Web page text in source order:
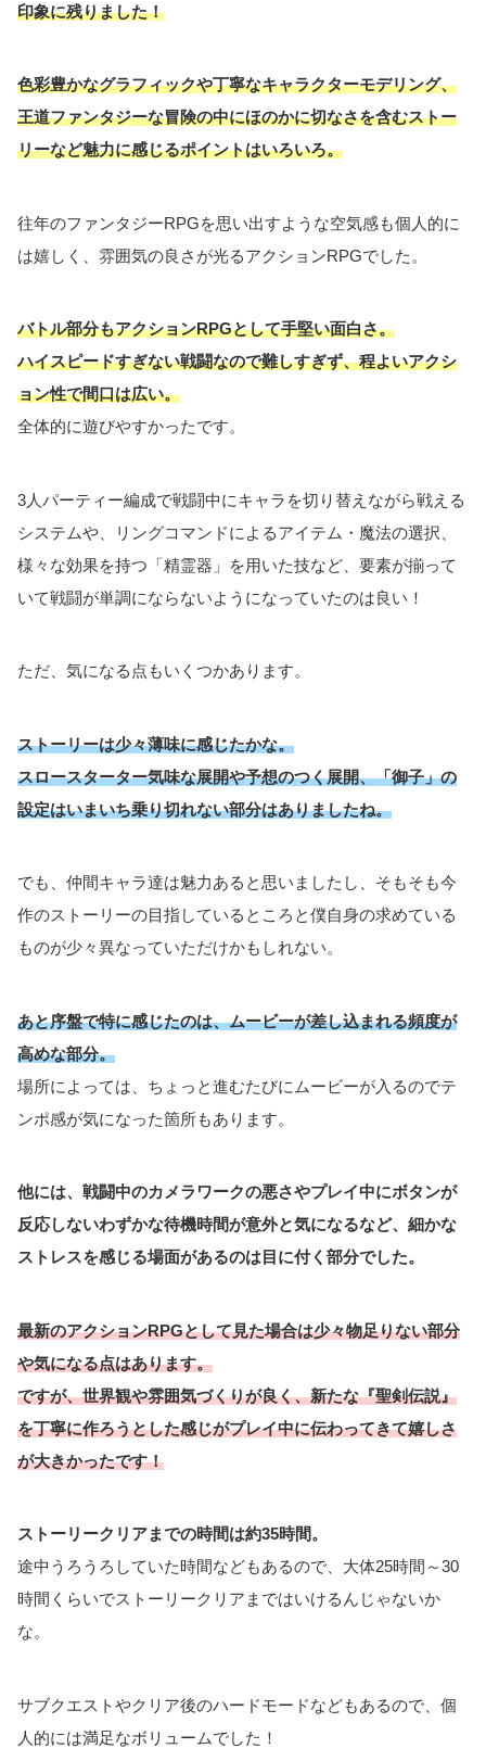
印象に残りました！
色彩豊かなグラフィックや丁寧なキャラクターモデリング、
王道ファンタジーな冒険の中にほのかに切なさを含むストー
リーなど魅力に感じるポイントはいろいろ。
往年のファンタジーRPGを思い出すような空気感も個人的に
は嬉しく、雰囲気の良さが光るアクションRPGでした。
バトル部分もアクションRPGとして手堅い面白さ。
ハイスピードすぎない戦闘なので難しすぎず、程よいアクシ
ョン性で間口は広い。
全体的に遊びやすかったです。
3人パーティー編成で戦闘中にキャラを切り替えながら戦える
システムや、リングコマンドによるアイテム・魔法の選択、
様々な効果を持つ「精霊器」を用いた技など、要素が揃って
いて戦闘が単調にならないようになっていたのは良い！
ただ、気になる点もいくつかあります。
ストーリーは少々薄味に感じたかな。
スロースターター気味な展開や予想のつく展開、「御子」の
設定はいまいち乗り切れない部分はありましたね。
でも、仲間キャラ達は魅力あると思いましたし、そもそも今
作のストーリーの目指しているところと僕自身の求めている
ものが少々異なっていただけかもしれない。
あと序盤で特に感じたのは、ムービーが差し込まれる頻度が
高めな部分。
場所によっては、ちょっと進むたびにムービーが入るのでテ
ンポ感が気になった箇所もあります。
他には、戦闘中のカメラワークの悪さやプレイ中にボタンが
反応しないわずかな待機時間が意外と気になるなど、細かな
ストレスを感じる場面があるのは目に付く部分でした。
最新のアクションRPGとして見た場合は少々物足りない部分
や気になる点はあります。
ですが、世界観や雰囲気づくりが良く、新たな『聖剣伝説』
を丁寧に作ろうとした感じがプレイ中に伝わってきて嬉しさ
が大きかったです！
ストーリークリアまでの時間は約35時間。
途中うろうろしていた時間などもあるので、大体25時間～30
時間くらいでストーリークリアまではいけるんじゃないか
な。
サブクエストやクリア後のハードモードなどもあるので、個
人的には満足なボリュームでした！